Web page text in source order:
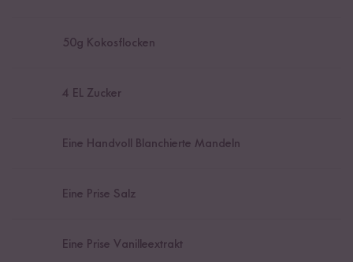
50g Kokosflocken
4 EL Zucker
Eine Handvoll Blanchierte Mandeln
Eine Prise Salz
Eine Prise Vanilleextrakt